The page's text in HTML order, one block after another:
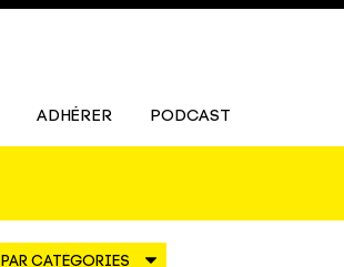
ADHÉRER PODCAST